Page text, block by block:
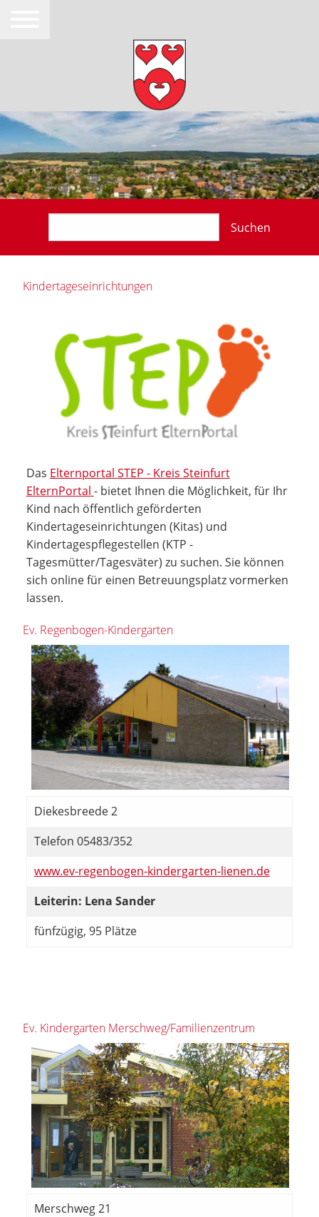
Suchen
Kindertageseinrichtungen
Das Elternportal STEP - Kreis Steinfurt
ElternPortal - bietet Ihnen die Möglichkeit, für Ihr
Kind nach öffentlich geförderten
Kindertageseinrichtungen (Kitas) und
Kindertagespflegestellen (KTP -
Tagesmütter/Tagesväter) zu suchen. Sie können
sich online für einen Betreuungsplatz vormerken
lassen.
Ev. Regenbogen-Kindergarten
Diekesbreede 2
Telefon 05483/352
www.ev-regenbogen-kindergarten-lienen.de
Leiterin: Lena Sander
fünfzügig, 95 Plätze
Ev. Kindergarten Merschweg/Familienzentrum
Merschweg 21